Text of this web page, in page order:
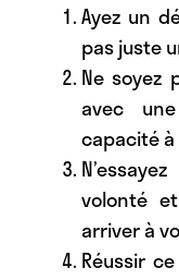
Ayez un
pas juste
Ne soyez
avec
capacité
volonté
arriver à
Réussir